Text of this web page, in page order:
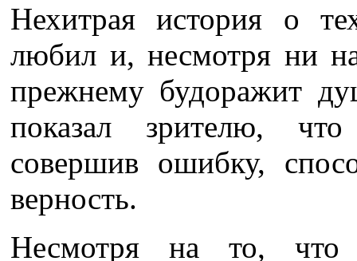
Нехитрая история о
любил и, несмотря ни
прежнему будоражит
показал зрителю,
совершив ошибку,
верность.
Несмотря на то, что